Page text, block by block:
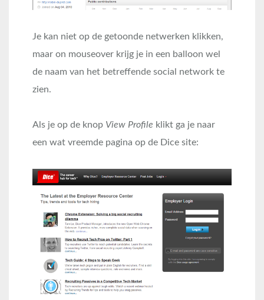
Je kan niet op de getoonde netwerken klikken,
maar on mouseover krijg je in een balloon wel
de naam van het betreffende social network te
zien.
Als je op de knop View Profile klikt ga je naar
een wat vreemde pagina op de Dice site: